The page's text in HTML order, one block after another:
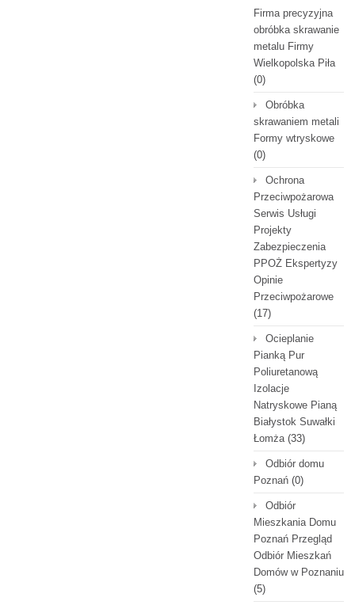
Firma precyzyjna
obróbka skrawanie
metalu Firmy
Wielkopolska Piła
(0)
Obróbka
skrawaniem metali
Formy wtryskowe
(0)
Ochrona
Przeciwpożarowa
Serwis Usługi
Projekty
Zabezpieczenia
PPOŻ Ekspertyzy
Opinie
Przeciwpożarowe
(17)
Ocieplanie
Pianką Pur
Poliuretanową
Izolacje
Natryskowe Pianą
Białystok Suwałki
Łomża(33)
Odbiór domu
Poznań (0)
Odbiór
Mieszkania Domu
Poznań Przegląd
Odbiór Mieszkań
Domów w Poznaniu
(5)